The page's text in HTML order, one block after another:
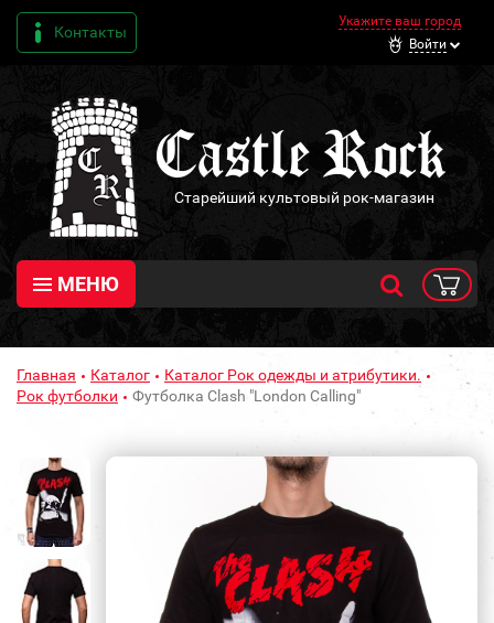
Контакты
Укажите ваш город
Войти
Старейший культовый рок-магазин
МЕНЮ
Главная Каталог
Каталог Рок одежды и атрибутики.
Рок футболки
Футболка Clash "London Calling"